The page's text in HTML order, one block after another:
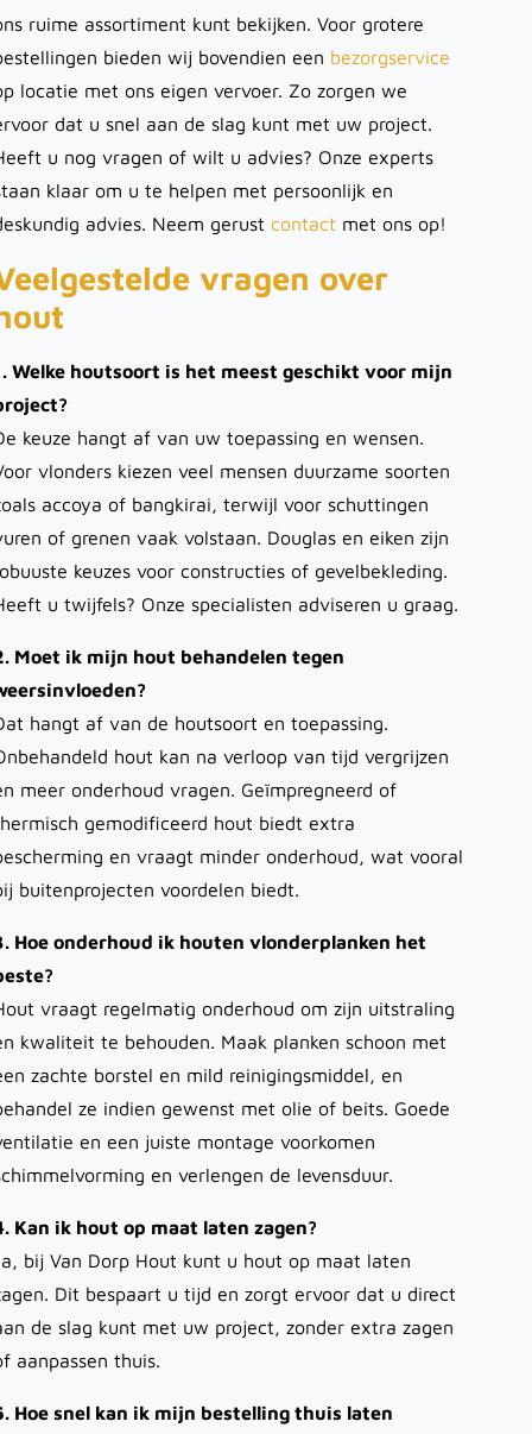
ruime assortiment kunt bekijken. Voor grotere
bieden wij bovendien een bezorgservice
locatie met ons eigen vervoer. Zo zorgen we
dat u snel aan de slag kunt met uw project.
u nog vragen of wilt u advies? Onze experts
klaar om u te helpen met persoonlijk en
advies. Neem gerust contact met ons op!
vragen over
Welke houtsoort is het meest geschikt voor mijn
keuze hangt af van uw toepassing en wensen.
vlonders kiezen veel mensen duurzame soorten
accoya of bangkirai, terwijl voor schuttingen
of grenen vaak volstaan. Douglas en eiken zijn
keuzes voor constructies of gevelbekleding.
u twijfels? Onze specialisten adviseren u graag.
Moet ik mijn hout behandelen tegen
hangt af van de houtsoort en toepassing.
hout kan na verloop van tijd vergrijzen
meer onderhoud vragen. Geïmpregneerd of
gemodificeerd hout biedt extra
en vraagt minder onderhoud, wat vooral
buitenprojecten voordelen biedt.
Hoe onderhoud ik houten vlonderplanken het
vraagt regelmatig onderhoud om zijn uitstraling
kwaliteit te behouden. Maak planken schoon met
zachte borstel en mild reinigingsmiddel, en
ze indien gewenst met olie of beits. Goede
en een juiste montage voorkomen
en verlengen de levensduur.
Kan ik hout op maat laten zagen?
bij Van Dorp Hout kunt u hout op maat laten
Dit bespaart u tijd en zorgt ervoor dat u direct
de slag kunt met uw project, zonder extra zagen
aanpassen thuis.
Hoe snel kan ik mijn bestelling thuis laten